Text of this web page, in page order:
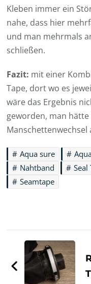
Kleben immer ein
nahe, dass hier
und man mehrmals
schließen.
Fazit: mit einer
Tape, dort wo es
wäre das Ergebnis
geworden, man
Manschettenwechsel
Aqua sure
Nahtband
Seal
Seamtape